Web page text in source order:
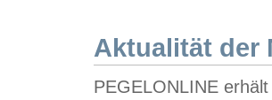
Aktualität der
PEGELONLINE